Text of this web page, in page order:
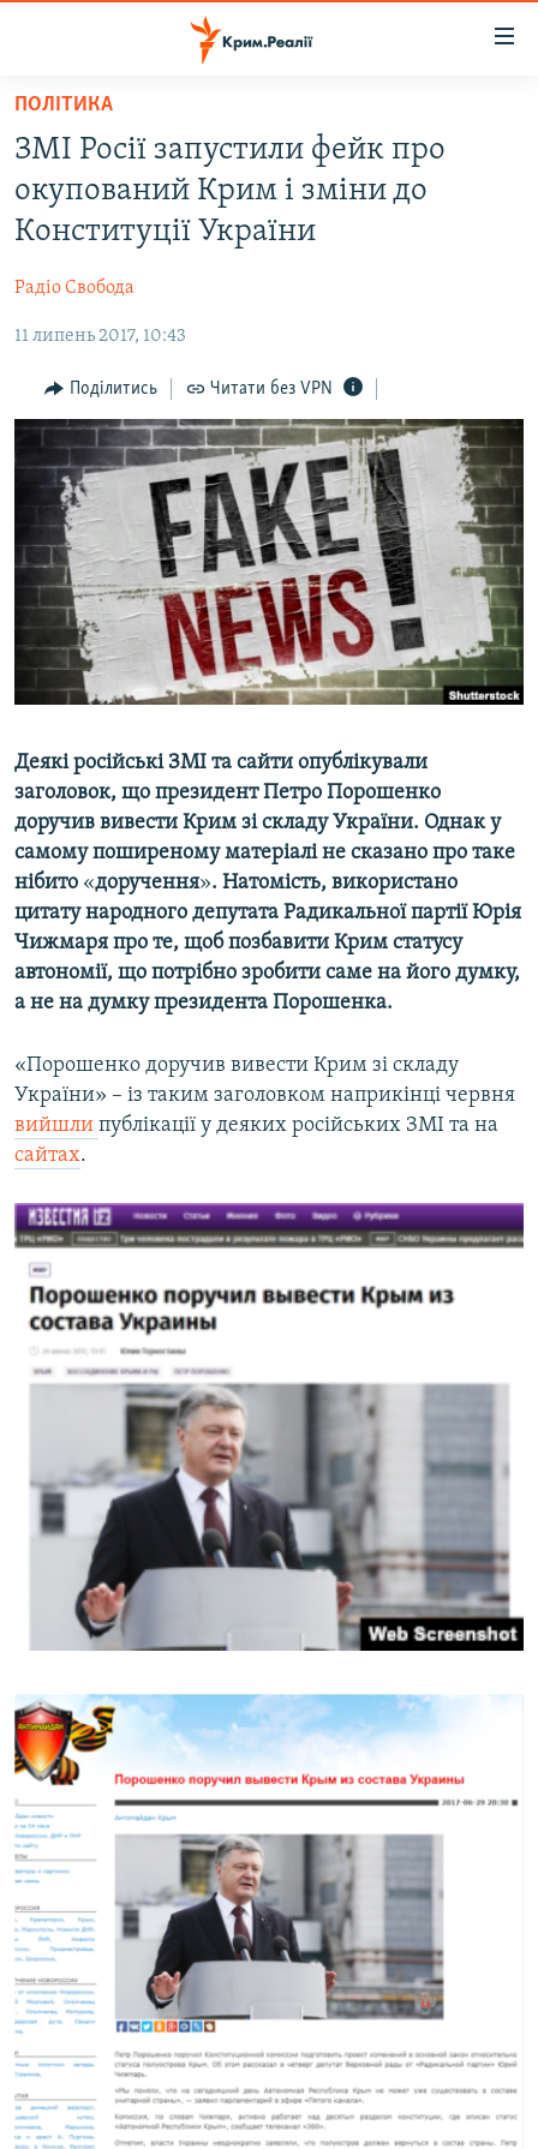
Перейти
основного
матеріалу
Перейти
до
основної
Перейти
пошуку
ВІДЕО ТА ФОТО
БЛОГИ
ПОГЛЯД
ІНТЕРВ'Ю
ВСЕ ЗА ДЕНЬ
СПЕЦПРОЕКТИ
ДЕПОРТАЦІЯ
ВІДЕОУРОКИ «ELIFBE»
СВІДЧЕННЯ ОКУПАЦІЇ
УКРАЇНСЬКА ПРОБЛЕМА КРИМУ
ІНФОГРАФІКА
ЯК ОБІЙТИ БЛОКУВАННЯ
Русский
Qırımtatar
ДОЛУЧАЙСЯ!
Усі сайти RFE/RL
ПОЛІТИКА
ЗМІ Росії запустили фейк про
окупований Крим і зміни до
Конституції України
Радіо Свобода
11 липень 2017, 10:43
Поділитись Читати без VPN
Деякі російські ЗМІ та сайти опублікували
заголовок, що президент Петро Порошенко
доручив вивести Крим зі складу України. Однак у
самому поширеному матеріалі не сказано про таке
нібито «доручення». Натомість, використано
цитату народного депутата Радикальної партії Юрія
Чижмаря про те, щоб позбавити Крим статусу
автономії, що потрібно зробити саме на його думку,
а не на думку президента Порошенка.
«Порошенко доручив вивести Крим зі складу
України» – із таким заголовком наприкінці червня
вийшли публікації у деяких російських ЗМІ та на
сайтах.